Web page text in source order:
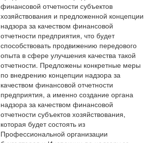
финансовой отчетности субъектов
хозяйствования и предложенной концепции
надзора за качеством финансовой
отчетности предприятия, что будет
способствовать продвижению передового
опыта в сфере улучшения качества такой
отчетности. Предложены конкретные меры
по внедрению концепции надзора за
качеством финансовой отчетности
предприятия, а именно создание органа
надзора за качеством финансовой
отчетности субъектов хозяйствования,
которая будет состоять из
Профессиональной организации